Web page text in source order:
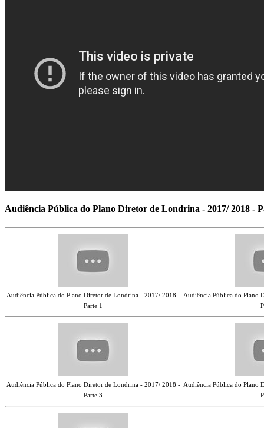
Audiência Pública do Plano Diretor de Londrina - 2017/ 2018 -
Audiência Pública do Plano Diretor de Londrina - 2017/ 2018 -
Parte 1
Audiência Pública do Plano
Audiência Pública do Plano Diretor de Londrina - 2017/ 2018 -
Parte 3
Audiência Pública do Plano